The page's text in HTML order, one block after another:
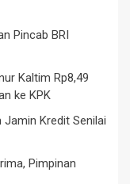
Pincab BRI
Kaltim Rp8,49
ke KPK
Kredit Senilai
Pimpinan